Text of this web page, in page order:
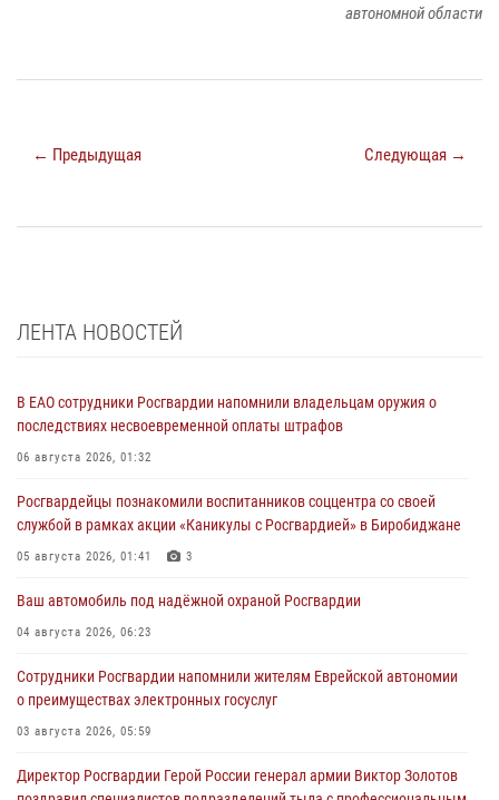
автономной области
← Предыдущая Следующая →
ЛЕНТА НОВОСТЕЙ
В ЕАО сотрудники Росгвардии напомнили владельцам оружия о
последствиях несвоевременной оплаты штрафов
06 августа 2026, 01:32
Росгвардейцы познакомили воспитанников соццентра со своей
службой в рамках акции «Каникулы с Росгвардией» в Биробиджане
05 августа 2026, 01:41 3
Ваш автомобиль под надёжной охраной Росгвардии
04 августа 2026, 06:23
Сотрудники Росгвардии напомнили жителям Еврейской автономии
о преимуществах электронных госуслуг
03 августа 2026, 05:59
Директор Росгвардии Герой России генерал армии Виктор Золотов